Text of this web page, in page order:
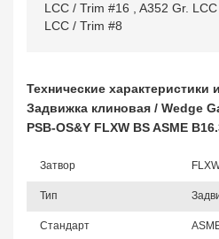
LCC / Trim #16
A352 Gr.
LCC / Trim #8
Технические характеристики
Задвижка клиновая / Wedge
PSB-OS&Y FLXW BS ASME
Затвор
Тип
Стандарт